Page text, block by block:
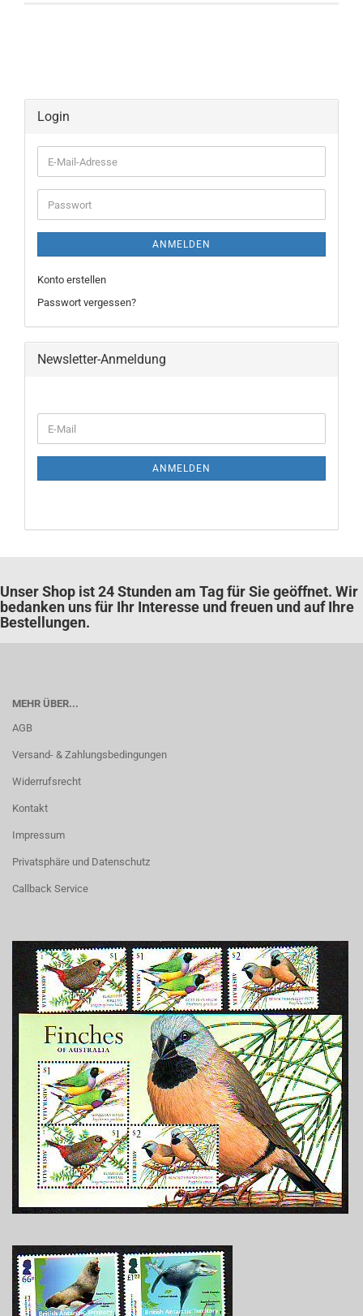
Login
E-
Mail-
Adresse
Passwort
ANMELDEN
Konto erstellen
Passwort vergessen?
Newsletter-Anmeldung
ZUR
E-
Mail
ANMELDEN
Unser Shop ist 24 Stunden am Tag für Sie geöffnet. Wir
bedanken uns für Ihr Interesse und freuen und auf Ihre
Bestellungen.
MEHR ÜBER...
AGB
Versand- & Zahlungsbedingungen
Widerrufsrecht
Kontakt
Impressum
Privatsphäre und Datenschutz
Callback Service